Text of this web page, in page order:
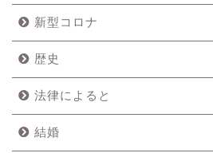
新型コロナ
歴史
法律によると
結婚